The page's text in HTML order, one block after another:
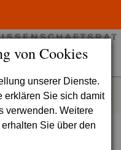
von Cookies
unserer Dienste.
erklären Sie sich damit
verwenden. Weitere
Sie über den